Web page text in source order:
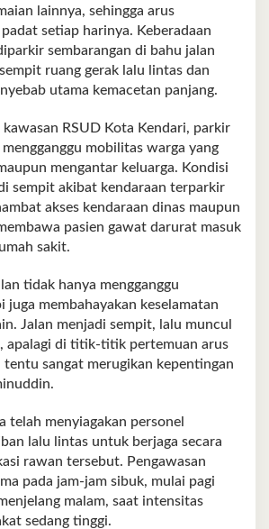
lainnya, sehingga arus
setiap harinya. Keberadaan
sembarangan di bahu jalan
ruang gerak lalu lintas dan
utama kemacetan panjang.
RSUD Kota Kendari, parkir
mobilitas warga yang
mengantar keluarga. Kondisi
sempit akibat kendaraan terparkir
akses kendaraan dinas maupun
pasien gawat darurat masuk
sakit.
tidak hanya mengganggu
juga membahayakan keselamatan
Jalan menjadi sempit, lalu muncul
apalagi di titik-titik pertemuan arus
tentu sangat merugikan kepentingan
telah menyiagakan personel
lalu lintas untuk berjaga secara
rawan tersebut. Pengawasan
pada jam-jam sibuk, mulai pagi
malam, saat intensitas
sedang tinggi.